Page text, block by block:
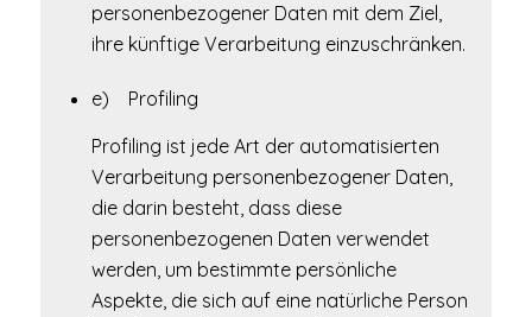
personenbezogener Daten mit dem Ziel,
ihre künftige Verarbeitung einzuschränken.
e) Profiling
Profiling ist jede Art der automatisierten
Verarbeitung personenbezogener Daten,
die darin besteht, dass diese
personenbezogenen Daten verwendet
werden, um bestimmte persönliche
Aspekte, die sich auf eine natürliche Person